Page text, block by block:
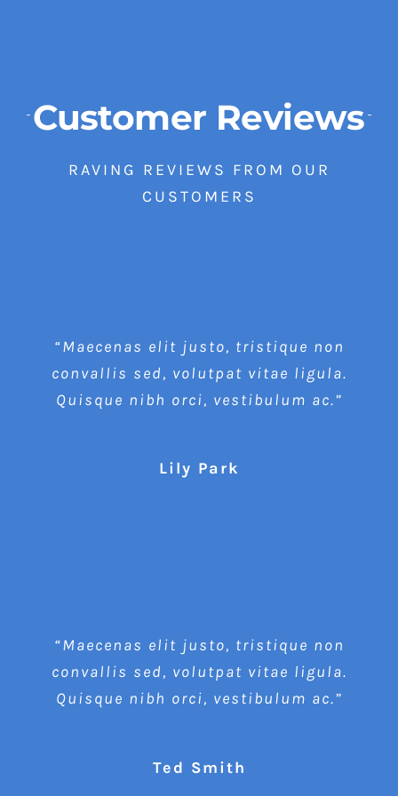
Customer Reviews
RAVING REVIEWS FROM OUR
CUSTOMERS
“Maecenas elit justo, tristique non
convallis sed, volutpat vitae ligula.
Quisque nibh orci, vestibulum ac.”
Lily Park
“Maecenas elit justo, tristique non
convallis sed, volutpat vitae ligula.
Quisque nibh orci, vestibulum ac.”
Ted Smith